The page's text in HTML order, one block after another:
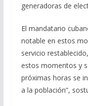
generadoras de
El mandatario
notable en estos
servicio
estos momentos y
próximas horas se
a la población”,